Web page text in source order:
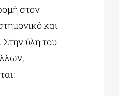
στον
και
ύλη του